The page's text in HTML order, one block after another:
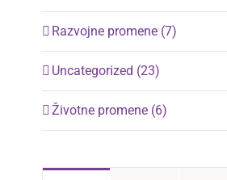
Razvojne promene (7)
Uncategorized (23)
Životne promene (6)